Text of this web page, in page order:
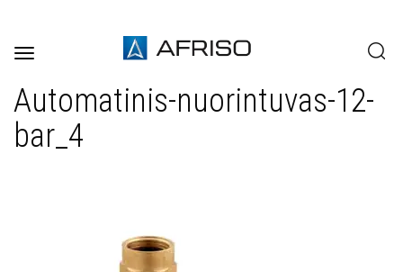
Toggle
Automatinis-nuorintuvas-12-
bar_4